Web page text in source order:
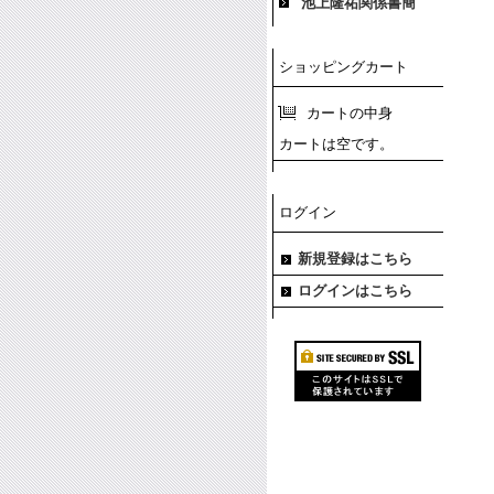
ショッピングカート
カートの中身
カートは空です。
ログイン
新規登録はこちら
ログインはこちら